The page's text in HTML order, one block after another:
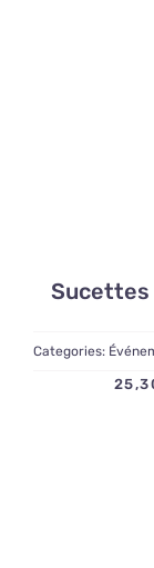
Sucettes
Categories: